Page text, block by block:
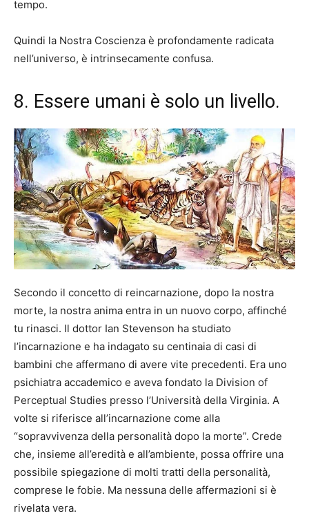
tempo.
Quindi la Nostra Coscienza è profondamente radicata
nell’universo, è intrinsecamente confusa.
8. Essere umani è solo un livello.
Secondo il concetto di reincarnazione, dopo la nostra
morte, la nostra anima entra in un nuovo corpo, affinché
tu rinasci. Il dottor Ian Stevenson ha studiato
l’incarnazione e ha indagato su centinaia di casi di
bambini che affermano di avere vite precedenti. Era uno
psichiatra accademico e aveva fondato la Division of
Perceptual Studies presso l’Università della Virginia. A
volte si riferisce all’incarnazione come alla
“sopravvivenza della personalità dopo la morte”. Crede
che, insieme all’eredità e all’ambiente, possa offrire una
possibile spiegazione di molti tratti della personalità,
comprese le fobie. Ma nessuna delle affermazioni si è
rivelata vera.